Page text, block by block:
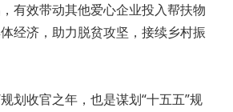
有效带动其他爱心企业投入帮扶物
经济，助力脱贫攻坚，接续乡村振
划收官之年，也是谋划“十五五”规